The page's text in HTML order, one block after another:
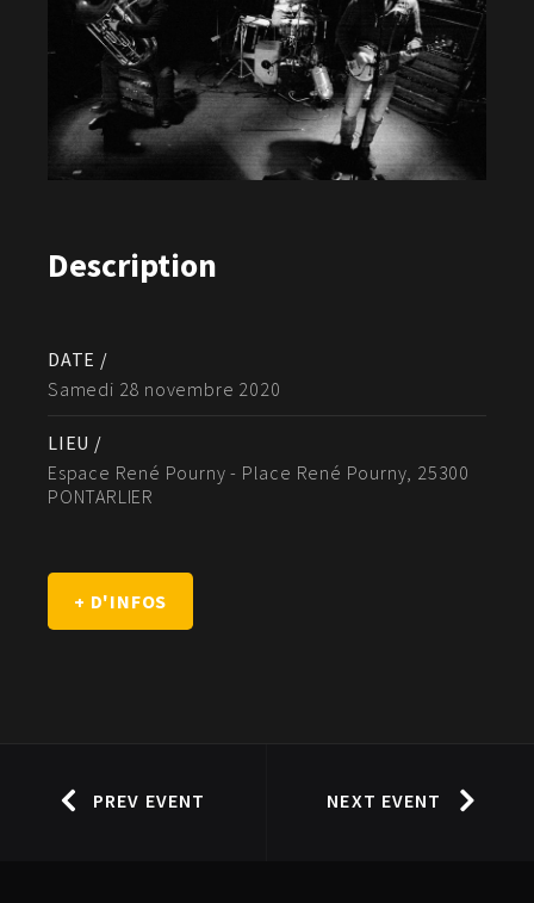
Description
DATE /
Samedi 28 novembre 2020
LIEU /
Espace René Pourny - Place René Pourny, 25300
PONTARLIER
+ D'INFOS
PREV EVENT NEXT EVENT